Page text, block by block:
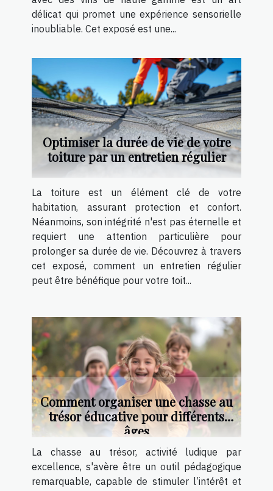
délicat qui promet une expérience sensorielle
inoubliable. Cet exposé est une...
Optimiser la durée de vie de votre
toiture par un entretien régulier
La toiture est un élément clé de votre
habitation, assurant protection et confort.
Néanmoins, son intégrité n'est pas éternelle et
requiert une attention particulière pour
prolonger sa durée de vie. Découvrez à travers
cet exposé, comment un entretien régulier
peut être bénéfique pour votre toit...
Comment organiser une chasse au
trésor éducative pour différents
âges
La chasse au trésor, activité ludique par
excellence, s'avère être un outil pédagogique
remarquable, capable de stimuler l’intérêt et